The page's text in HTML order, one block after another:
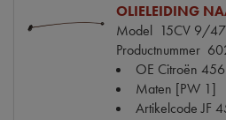
OLIELEIDING
Model 15CV 9/
Productnummer
OE Citroën
Maten [PW 1]
Artikelcode JF